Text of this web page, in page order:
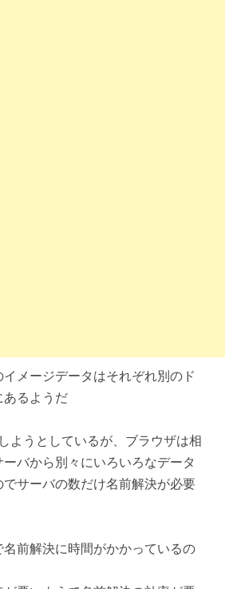
メージデータはそれぞれ別のド
あるようだ
ようとしているが、ブラウザは相
バから別々にいろいろなデータ
でサーバの数だけ名前解決が必要
名前解決に時間がかかっているの